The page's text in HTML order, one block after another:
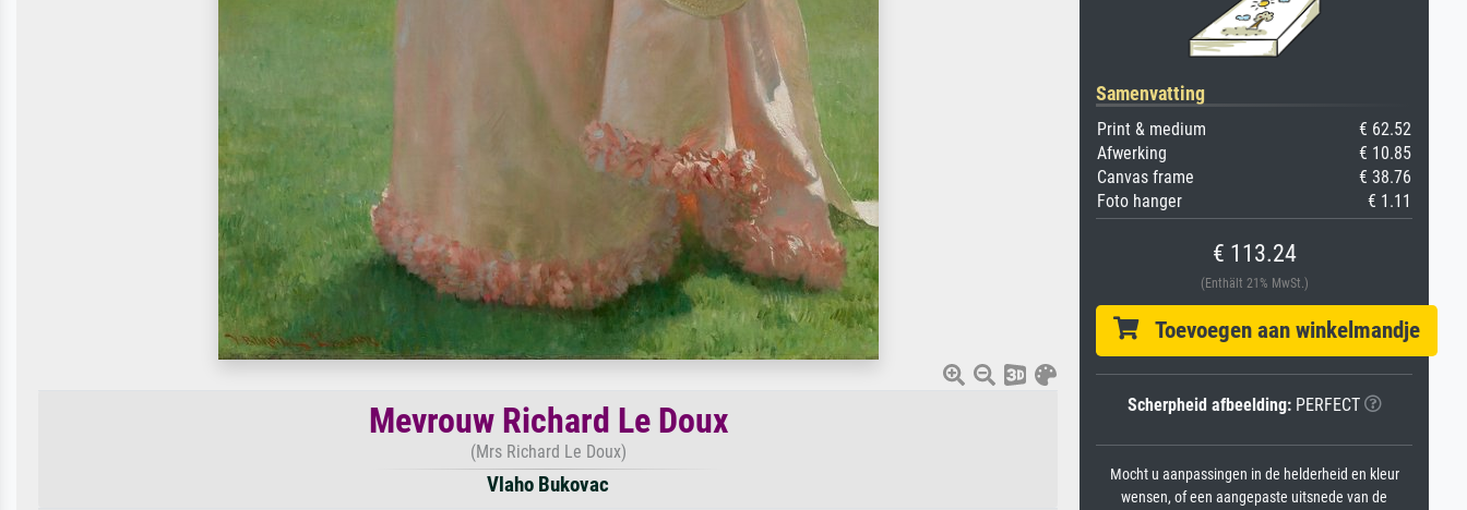
Mevrouw Richard Le Doux
(Mrs Richard Le Doux)
Vlaho Bukovac
Samenvatting
Print & medium
€ 62.52
Afwerking
€ 10.85
Canvas frame
€ 38.76
Foto hanger
€ 1.11
€ 113.24
(Enthält 21% MwSt.)
Toevoegen aan winkelmandje
Scherpheid afbeelding:PERFECT
Mocht u aanpassingen in de helderheid en kleur
wensen, of een aangepaste uitsnede van de